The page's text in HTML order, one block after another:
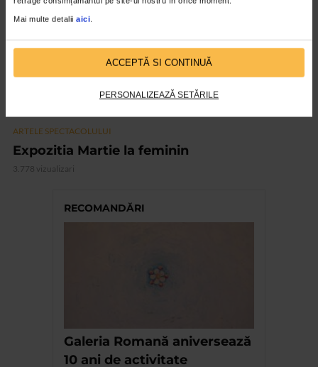
Mai multe detalii aici
ACCEPTĂ SI CONTINUĂ
PERSONALIZEAZĂ SETĂRILE
ARTELE SPECTACOLULUI
Expozitia Martie la feminin
3.778 vizualizari
RECOMANDĂRI
Galeria Romană aniversează
10 ani de activitate